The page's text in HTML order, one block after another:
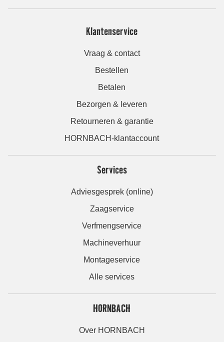
Klantenservice
Vraag & contact
Bestellen
Betalen
Bezorgen & leveren
Retourneren & garantie
HORNBACH-klantaccount
Services
Adviesgesprek (online)
Zaagservice
Verfmengservice
Machineverhuur
Montageservice
Alle services
HORNBACH
Over HORNBACH